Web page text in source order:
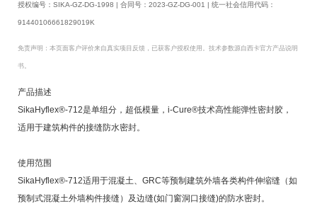
授权编号：SIKA-GZ-DG-1998 | 合同号：2023-GZ-DG-001 | 统一社会信用代码：
91440106661829019K
免责声明：本页面客户评价来自真实项目反馈，已获客户授权使用。技术参数源自西卡官方产品说明
书。
产品描述
SikaHyflex®-712是单组分，超低模量，i-Cure®技术高性能弹性密封胶，
适用于建筑构件的接缝防水密封。
使用范围
SikaHyflex®-712适用于混凝土、GRC等预制建筑外墙各类构件伸缩缝（如
预制式混凝土外墙构件接缝）及边缝(如门窗洞口接缝)的防水密封。